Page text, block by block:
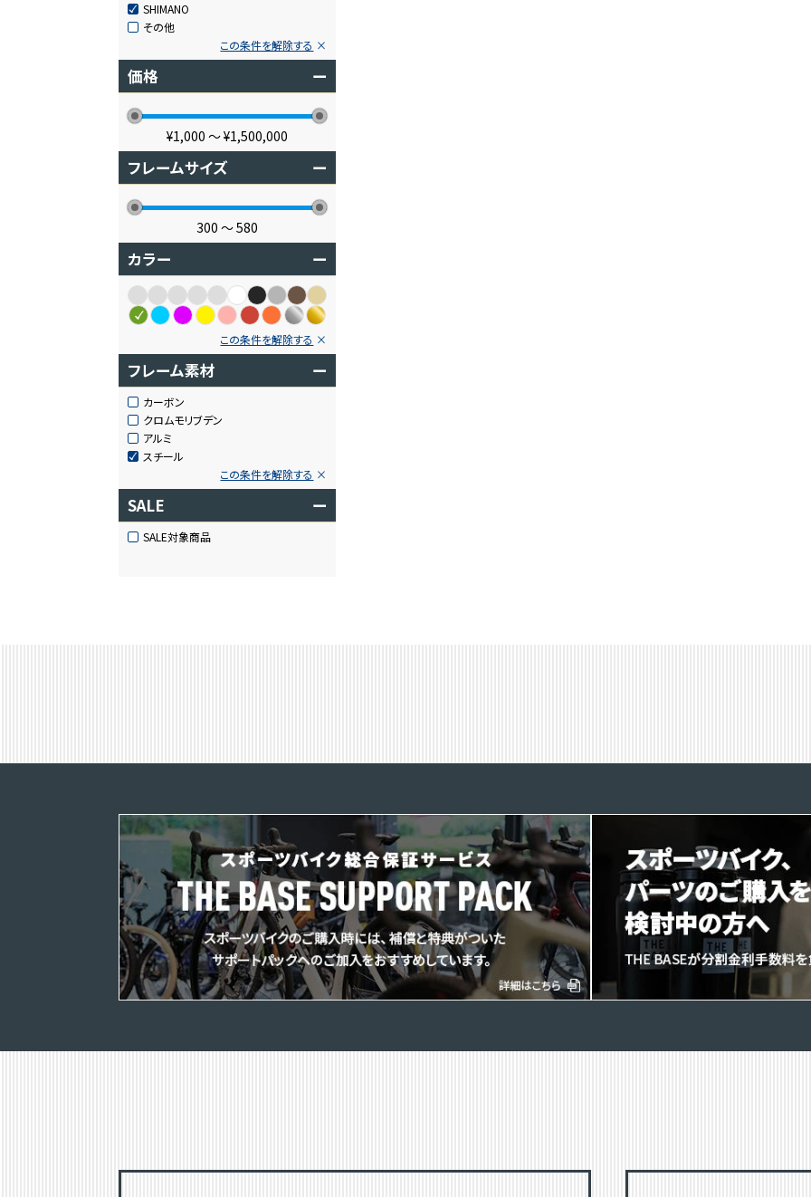
SHIMANO
その他
この条件を解除する
価格 ー
¥1,000 〜¥1,500,000
フレームサイズ ー
300 〜580
カラー ー
この条件を解除する
フレーム素材 ー
カーボン
クロムモリブデン
アルミ
スチール
この条件を解除する
SALE ー
SALE対象商品